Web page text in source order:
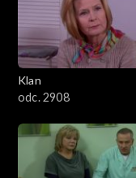
Klan
odc. 2908